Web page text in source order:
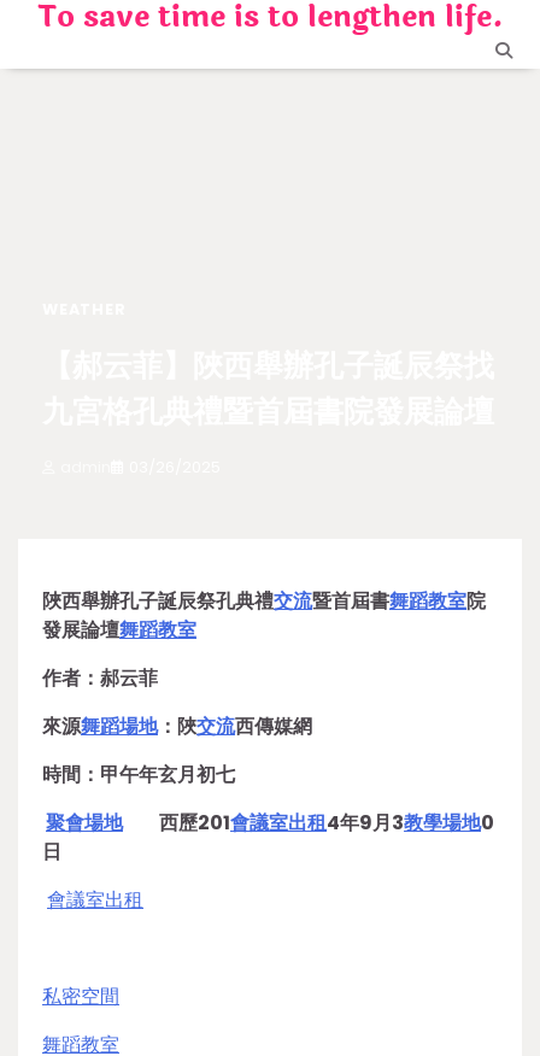
content
To save time is to lengthen life.
陜西舉辦孔子誕辰祭孔典禮交流暨首屆書舞蹈教室院
發展論壇舞蹈教室
作者：郝云菲
來源舞蹈場地：陜交流西傳媒網
時間：甲午年玄月初七
聚會場地西歷201會議室出租4年9月3教學場地0
日
會議室出租
私密空間
舞蹈教室